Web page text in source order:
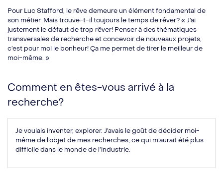
Pour Luc Stafford, le rêve demeure un élément fondamental de
son métier. Mais trouve-t-il toujours le temps de rêver? « J’ai
justement le défaut de trop rêver! Penser à des thématiques
transversales de recherche et concevoir de nouveaux projets,
c’est pour moi le bonheur! Ça me permet de tirer le meilleur de
moi-même. »
Comment en êtes-vous arrivé à la
recherche?
Je voulais inventer, explorer. J’avais le goût de décider moi-
même de l’objet de mes recherches, ce qui m’aurait été plus
difficile dans le monde de l’industrie.